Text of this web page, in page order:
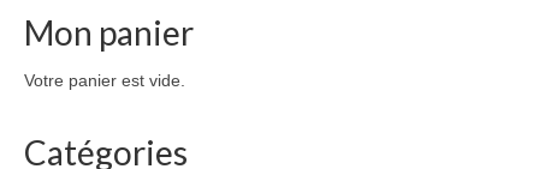
Mon panier
Votre panier est vide.
Catégories